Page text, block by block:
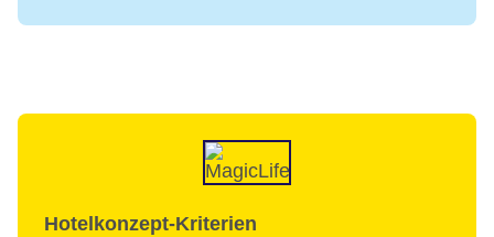
Parkplatz: nach Verfügbarkeit
Größe des Clubs: 117.000 qm
Landeskategorie: 5 Sterne
Hotelkonzept-Kriterien